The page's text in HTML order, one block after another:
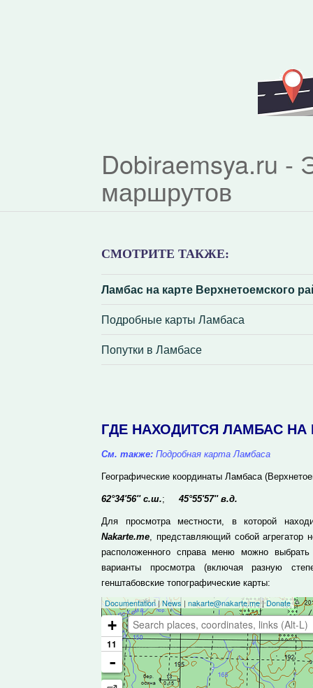
Dobiraemsya.ru -
маршрутов
СМОТРИТЕ ТАКЖЕ:
Ламбас на карте Верхнетоемского
Подробные карты Ламбаса
Попутки в Ламбасе
ГДЕ НАХОДИТСЯ ЛАМБАС НА
См. также: Подробная карта Ламбаса
Географические координаты Ламбаса
62°34'56'' с.ш.; 45°55'57'' в.д.
Для просмотра местности, в которой
Nakarte.me, представляющий собой агрегатор
расположенного справа меню можно
варианты просмотра (включая разную
генштабовские топографические карты: